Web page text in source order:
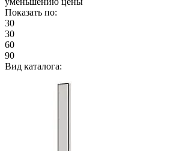
Показать по:
30
30
60
90
Вид каталога: